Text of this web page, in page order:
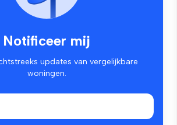
Notificeer mij
updates van vergelijkbare
woningen.